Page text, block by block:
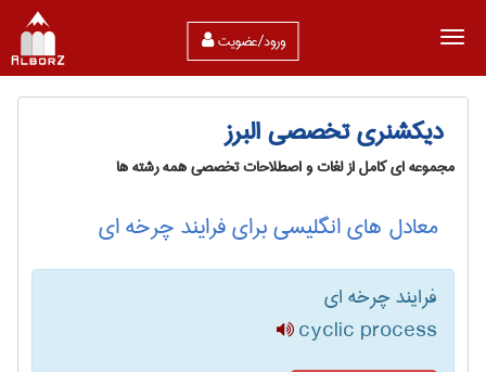
ورود/عضویت
دیکشنری تخصصی البرز
مجموعه ای کامل از لغات و اصطلاحات تخصصی همه رشته ها
معادل های انگلیسی برای فرایند چرخه ای
فرایند چرخه ای
cyclic process